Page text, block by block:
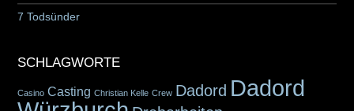
7 Todsünder
SCHLAGWORTE
Casino Casting Christian Kelle Crew Dadord Dadord